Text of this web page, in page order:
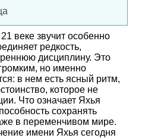
веке звучит особенно
редкость,
дисциплину. Это
но именно
в нем есть ясный ритм,
которое не
Что означает Яхья
сохранять
в переменчивом мире.
имени Яхья сегодня